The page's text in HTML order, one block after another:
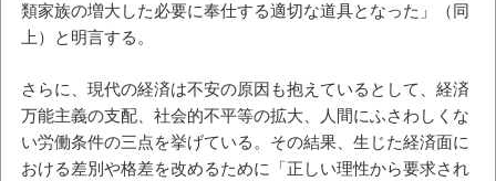
類家族の増大した必要に奉仕する適切な道具となった」（同
上）と明言する。
さらに、現代の経済は不安の原因も抱えているとして、経済
万能主義の支配、社会的不平等の拡大、人間にふさわしくな
い労働条件の三点を挙げている。その結果、生じた経済面に
おける差別や格差を改めるために「正しい理性から要求され